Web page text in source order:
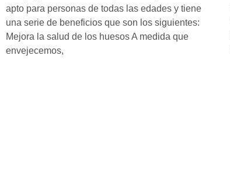
apto para personas de todas las edades y tiene
una serie de beneficios que son los siguientes:
Mejora la salud de los huesos A medida que
envejecemos,